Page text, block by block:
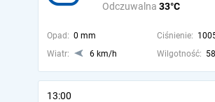
Odczuwalna 33°C
Opad: 0 mm Ciśnienie:
Wiatr:
6 km/h Wilgotność:
13:00